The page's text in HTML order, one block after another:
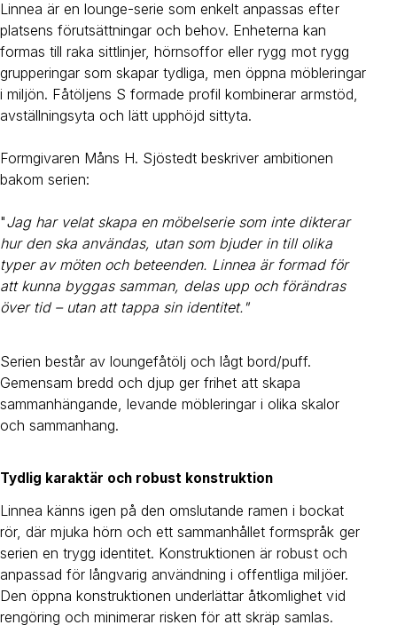
Linnea är en lounge-serie som enkelt anpassas efter
platsens förutsättningar och behov. Enheterna kan
formas till raka sittlinjer, hörnsoffor eller rygg mot rygg
grupperingar som skapar tydliga, men öppna möbleringar
i miljön. Fåtöljens S formade profil kombinerar armstöd,
avställningsyta och lätt upphöjd sittyta.
Formgivaren Måns H. Sjöstedt beskriver ambitionen
bakom serien:
"Jag har velat skapa en möbelserie som inte dikterar
hur den ska användas, utan som bjuder in till olika
typer av möten och beteenden. Linnea är formad för
att kunna byggas samman, delas upp och förändras
över tid – utan att tappa sin identitet."
Serien består av loungefåtölj och lågt bord/puff.
Gemensam bredd och djup ger frihet att skapa
sammanhängande, levande möbleringar i olika skalor
och sammanhang.
Tydlig karaktär och robust konstruktion
Linnea känns igen på den omslutande ramen i bockat
rör, där mjuka hörn och ett sammanhållet formspråk ger
serien en trygg identitet. Konstruktionen är robust och
anpassad för långvarig användning i offentliga miljöer.
Den öppna konstruktionen underlättar åtkomlighet vid
rengöring och minimerar risken för att skräp samlas.